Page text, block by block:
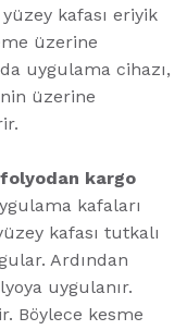
yüzey kafası eriyik
üzerine
uygulama cihazı,
üzerine
kargo
kafaları
kafası tutkalı
Ardından
uygulanır.
Böylece kesme